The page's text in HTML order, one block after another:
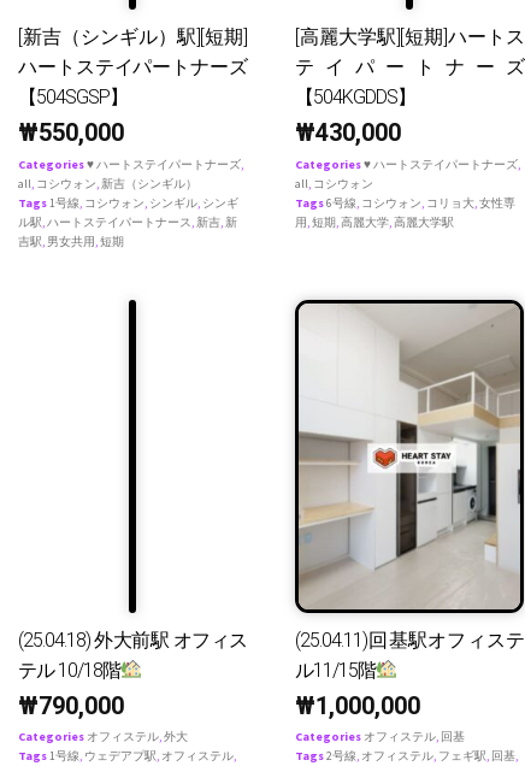
[新吉（シンギル）駅][短期]
ハートステイパートナーズ
【504SGSP】
₩550,000
Categories♥ ハートステイパートナーズ,
all, コシウォン,新吉（シンギル）
Tags1号線, コシウォン, シンギル, シンギ
ル駅,ハートステイパートナース,新吉,新
吉駅, 男女共用,短期
[高麗大学駅][短期]ハートス
テイパートナーズ
【504KGDDS】
₩430,000
Categories♥ ハートステイパートナーズ,
all, コシウォン
Tags6号線, コシウォン, コリョ大,女性専
用,短期,高麗大学,高麗大学駅
(25.04.18) 外大前駅 オフィス
テル 10/18階
₩790,000
Categories オフィステル,外大
Tags1号線, ウェデアプ駅, オフィステル,
(25.04.11)回基駅オフィステ
ル11/15階
₩1,000,000
Categories オフィステル, 回基
Tags2号線, オフィステル, フェギ駅, 回基,